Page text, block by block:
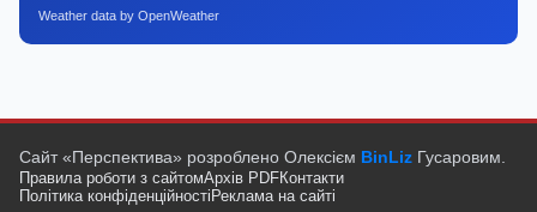
Weather data by OpenWeather
Сайт «Перспектива» розроблено Олексієм BinLiz Гусаровим.
Правила роботи з сайтомАрхів PDFКонтакти
Політика конфіденційності Реклама на сайті